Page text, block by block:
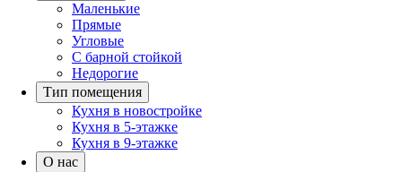
Маленькие
Прямые
Угловые
С барной стойкой
Недорогие
Тип помещения
Кухня в новостройке
Кухня в 5-этажке
Кухня в 9-этажке
О нас